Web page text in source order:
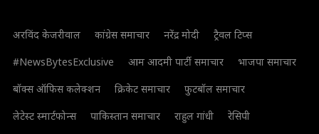
अरविंद केजरीवाल कांग्रेस समाचार नरेंद्र मोदी
ट्रैवल टिप्स
#NewsBytesExclusive
आम आदमी पार्टी समाचार
भाजपा समाचार
बॉक्स ऑफिस कलेक्शन
क्रिकेट समाचार
फुटबॉल समाचार
लेटेस्ट स्मार्टफोन्स
पाकिस्तान समाचार राहुल गांधी रेसिपी